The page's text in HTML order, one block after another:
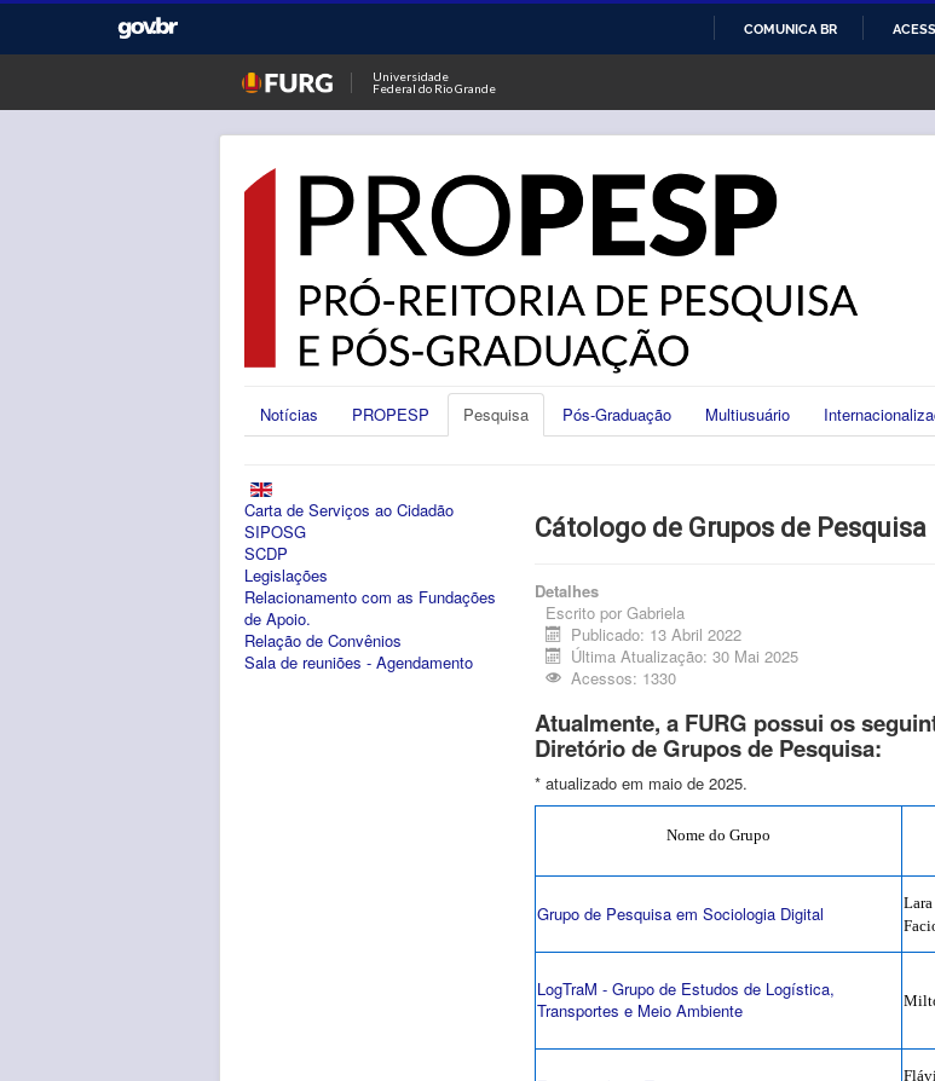
O
CONTEÚDO
COMUNICA BR
Universidade
Federal do Rio Grande
Notícias PROPESP Pesquisa Pós-Graduação Multiusuário
Carta de Serviços ao Cidadão
SIPOSG
SCDP
Legislações
Relacionamento com as Fundações
de Apoio.
Relação de Convênios
Sala de reuniões - Agendamento
Cátologo de Grupos de Pesquisa
Detalhes
Escrito por Gabriela
Publicado: 13 Abril 2022
Última Atualização: 30 Mai 2025
Acessos: 1330
Atualmente, a FURG possui os
Diretório de Grupos de Pesquisa:
* atualizado em maio de 2025.
Nome do Grupo
Grupo de Pesquisa em Sociologia Digital
LogTraM - Grupo de Estudos de Logística,
Transportes e Meio Ambiente